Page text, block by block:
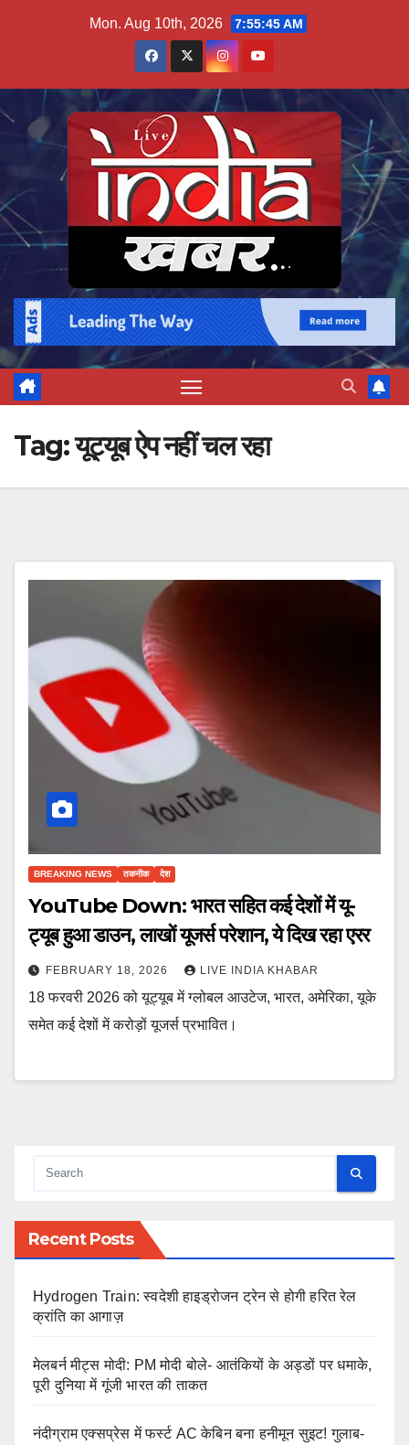
Mon. Aug 10th, 2026 7:55:46 AM
Tag:यूट्यूब ऐप नहीं चल रहा
BREAKING NEWS तकनीक देश
YouTube Down: भारत सहित कई देशों में यू-
ट्यूब हुआ डाउन, लाखों यूजर्स परेशान, ये दिख रहा एरर
FEBRUARY 18, 2026 LIVE INDIA KHABAR
18 फरवरी 2026 को यूट्यूब में ग्लोबल आउटेज, भारत, अमेरिका, यूके
समेत कई देशों में करोड़ों यूजर्स प्रभावित।
Recent Posts
Hydrogen Train: स्वदेशी हाइड्रोजन ट्रेन से होगी हरित रेल
क्रांति का आगाज़
मेलबर्न मीट्स मोदी: PM मोदी बोले- आतंकियों के अड्डों पर धमाके,
पूरी दुनिया में गूंजी भारत की ताकत
नंदीग्राम एक्सप्रेस में फर्स्ट AC केबिन बना हनीमून सुइट! गुलाब-